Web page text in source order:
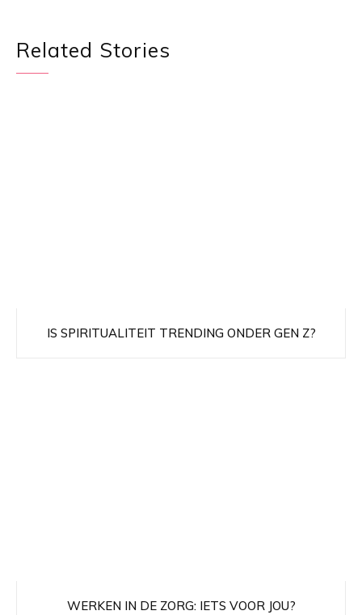
Related Stories
IS SPIRITUALITEIT TRENDING ONDER GEN Z?
WERKEN IN DE ZORG: IETS VOOR JOU?